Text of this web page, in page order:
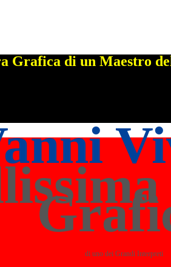
Grafica di un Maestro
di uno dei Grandi Interpreti